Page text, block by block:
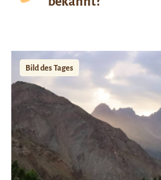
Bild des Tages